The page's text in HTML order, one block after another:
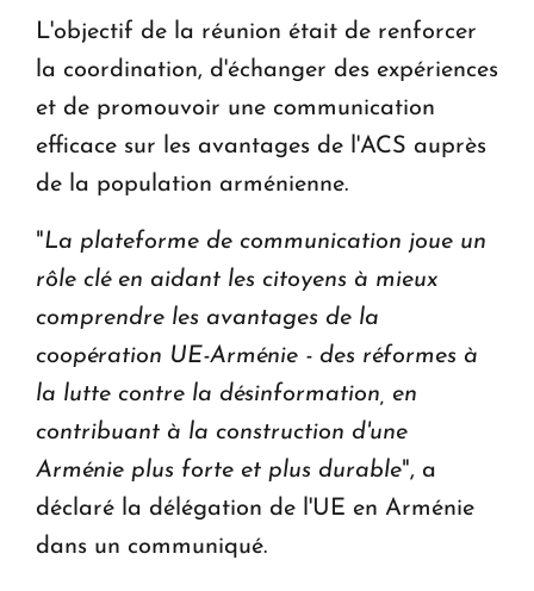
L'objectif de la réunion était de renforcer
la coordination, d'échanger des expériences
et de promouvoir une communication
efficace sur les avantages de l'ACS auprès
de la population arménienne.
"La plateforme de communication joue un
rôle clé en aidant les citoyens à mieux
comprendre les avantages de la
coopération UE-Arménie - des réformes à
la lutte contre la désinformation, en
contribuant à la construction d'une
Arménie plus forte et plus durable", a
déclaré la délégation de l'UE en Arménie
dans un communiqué.